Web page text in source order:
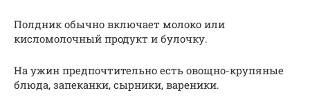
Полдник обычно включает молоко или
кисломолочный продукт и булочку.
На ужин предпочтительно есть овощно-крупяные
блюда, запеканки, сырники, вареники.